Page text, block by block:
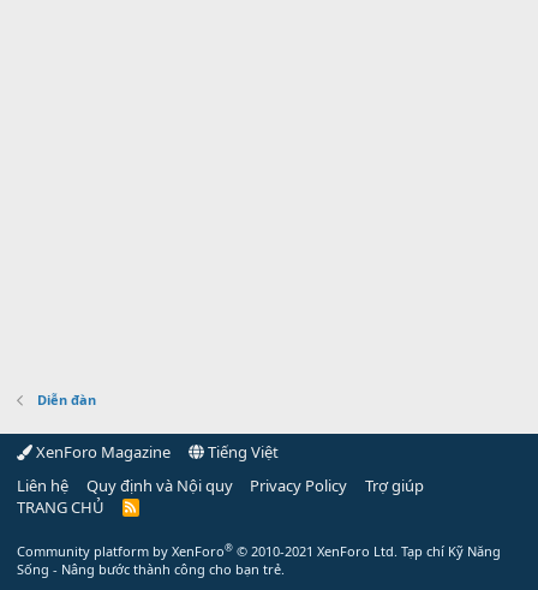
Diễn đàn
XenForo Magazine
Tiếng Việt
Liên hệ
Quy định và Nội quy Privacy Policy
Trợ giúp
TRANG CHỦ
R
Community platform by XenForo® © 2010-2021 XenForo Ltd. Tạp chí Kỹ Năng
Sống - Nâng bước thành công cho bạn trẻ.